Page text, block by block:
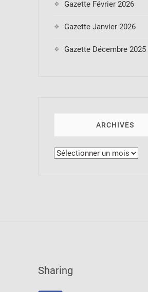
Gazette Février 2026
Gazette Janvier 2026
Gazette Décembre 2025
ARCHIVES
Archives
Sharing